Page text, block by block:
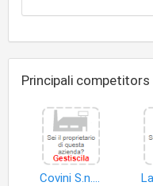
Principali competitors
Covini S.n.c. di Covini Daniele & C